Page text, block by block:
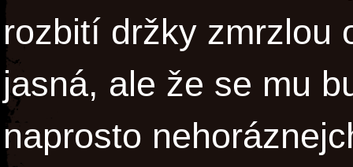
rozbití držky zmrzlou
jasná, ale že se mu
naprosto